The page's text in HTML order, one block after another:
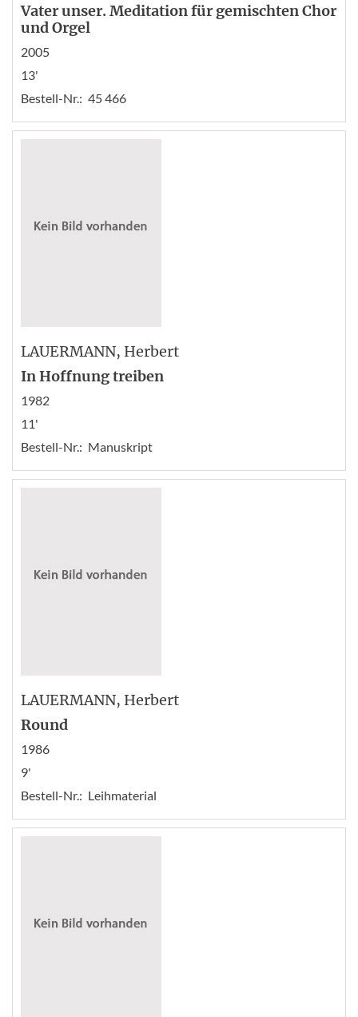
Vater unser. Meditation für gemischten Chor
und Orgel
2005
13'
Bestell-Nr.: 45 466
LAUERMANN, Herbert
In Hoffnung treiben
1982
11'
Bestell-Nr.: Manuskript
LAUERMANN, Herbert
Round
1986
9'
Bestell-Nr.: Leihmaterial